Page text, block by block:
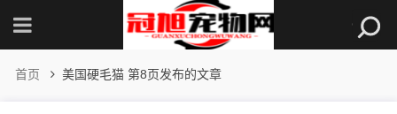
首页 美国硬毛猫 第8页发布的文章